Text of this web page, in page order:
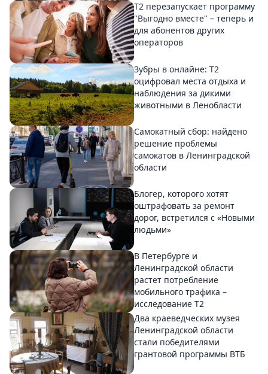
Т2 перезапускает программу
"Выгодно вместе" – теперь и
для абонентов других
операторов
Зубры в онлайне: Т2
оцифровал места отдыха и
наблюдения за дикими
животными в Ленобласти
Самокатный сбор: найдено
решение проблемы
самокатов в Ленинградской
области
Блогер, которого хотят
оштрафовать за ремонт
дорог, встретился с «Новыми
людьми»
В Петербурге и
Ленинградской области
растет потребление
мобильного трафика –
исследование T2
Два краеведческих музея
Ленинградской области
стали победителями
грантовой программы ВТБ